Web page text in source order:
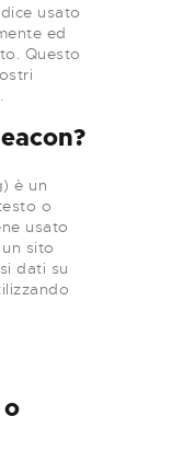
usato
ed
Questo
è un
o
usato
sito
dati su